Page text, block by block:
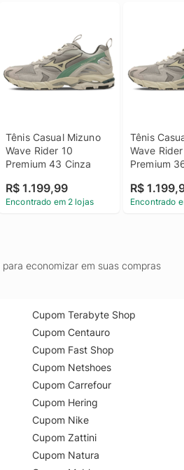
Tênis Casual Mizuno
Wave Rider 10
Premium 43 Cinza
R$ 1.199,99
Encontrado em 2 lojas
Tênis
Wave
Premium
R$
Encontrado
economizar em suas compras
Cupom Terabyte Shop
Cupom Centauro
Cupom Fast Shop
Cupom Netshoes
Cupom Carrefour
Cupom Hering
Cupom Nike
Cupom Zattini
Cupom Natura